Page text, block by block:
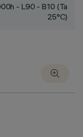
- L90 - B10 (Ta
25°C)